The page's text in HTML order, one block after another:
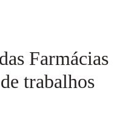
Farmácias
trabalhos